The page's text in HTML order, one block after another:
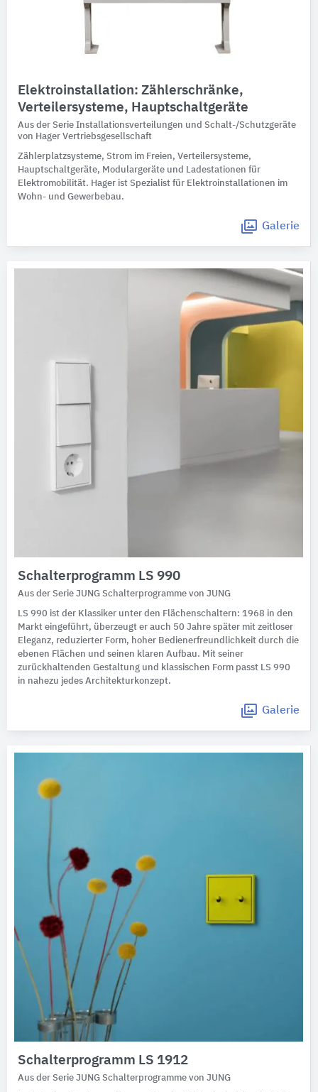
Elektroinstallation: Zählerschränke,
Verteilersysteme, Hauptschaltgeräte
Aus der Serie Installationsverteilungen und Schalt-/Schutzgeräte
von Hager Vertriebsgesellschaft
Zählerplatzsysteme, Strom im Freien, Verteilersysteme,
Hauptschaltgeräte, Modulargeräte und Ladestationen für
Elektromobilität. Hager ist Spezialist für Elektroinstallationen im
Wohn- und Gewerbebau.
Galerie
Schalterprogramm LS 990
Aus der Serie JUNG Schalterprogramme von JUNG
LS 990 ist der Klassiker unter den Flächenschaltern: 1968 in den
Markt eingeführt, überzeugt er auch 50 Jahre später mit zeitloser
Eleganz, reduzierter Form, hoher Bedienerfreundlichkeit durch die
ebenen Flächen und seinen klaren Aufbau. Mit seiner
zurückhaltenden Gestaltung und klassischen Form passt LS 990
in nahezu jedes Architekturkonzept.
Galerie
Schalterprogramm LS 1912
Aus der Serie JUNG Schalterprogramme von JUNG